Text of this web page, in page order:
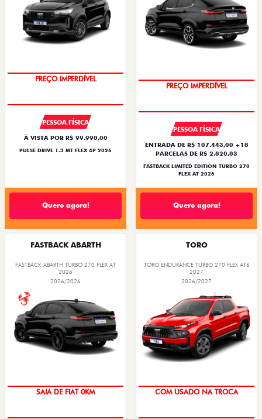
PREÇO IMPERDÍVEL
PESSOA FÍSICA
À VISTA POR R$ 99.990,00
PULSE DRIVE 1.3 MT FLEX 4P 2026
Quero agora!
PREÇO IMPERDÍVEL
PESSOA FÍSICA
ENTRADA DE R$ 107.443,00 +18
PARCELAS DE R$ 2.820,83
FASTBACK LIMITED EDITION TURBO 270
FLEX AT 2026
Quero agora!
FASTBACK ABARTH
FASTBACK ABARTH TURBO 270 FLEX AT
2026
2026/2026
SAIA DE FIAT 0KM
TORO
TORO ENDURANCE TURBO 270 FLEX AT6
2027
2026/2027
COM USADO NA TROCA